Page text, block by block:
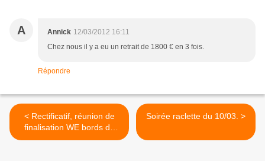
A Annick 12/03/2012 16:11
Chez nous il y a eu un retrait de 1800 € en 3 fois.
Répondre
< Rectificatif, réunion de
finalisation WE bords de
Loire.
Soirée raclette du 10/03. >